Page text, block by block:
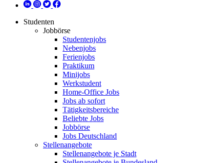
Studenten
Jobbörse
Studentenjobs
Nebenjobs
Ferienjobs
Praktikum
Minijobs
Werkstudent
Home-Office Jobs
Jobs ab sofort
Tätigkeitsbereiche
Beliebte Jobs
Jobbörse
Jobs Deutschland
Stellenangebote
Stellenangebote je Stadt